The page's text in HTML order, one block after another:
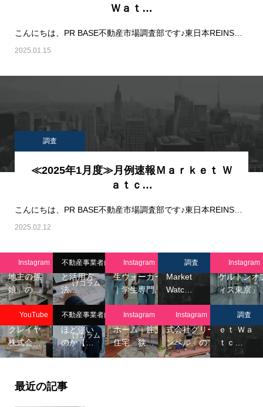
Ｗａｔ…
2025.01.15
調査
≪2025年1月度≫月例速報Ｍａｒｋｅｔ Ｗ
ａｔｃ…
2025.02.12
Instagram
TikTok「麻
紀 百合 |
地主の孫
娘」の…
不動産事業者向
けコラム
世の中に
を徹底整
理。種類
と活用方
法…
Instagram
不動産
Instagram「学
生ウォーカー
｜学生専門…
調査
6月度≫
月例速報
Market
Watc…
Instagram
不動産
Instagram
ケルトンオ
ィス東京
YouTube
不動産
YouTube
チャンネ
ル「シン
クレイヤ
株式会…
不動産事業者向
けコラム
不動産の
仕事は、
なぜ
「横」に
広げる人
ほど強い
のか【…
Instagram
不動産
Instagram「YK
ホーム｜注文
住宅 狭…
Instagram
不動産
Instagram「株
式会社グリー
ンベル」の…
調査
≪2026年
5月度≫
月例速報
Ｍａｒｋ
ｅｔ Ｗａ
ｔｃ…
最近の記事